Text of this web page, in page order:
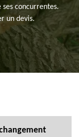
concurrentes.
un devis.